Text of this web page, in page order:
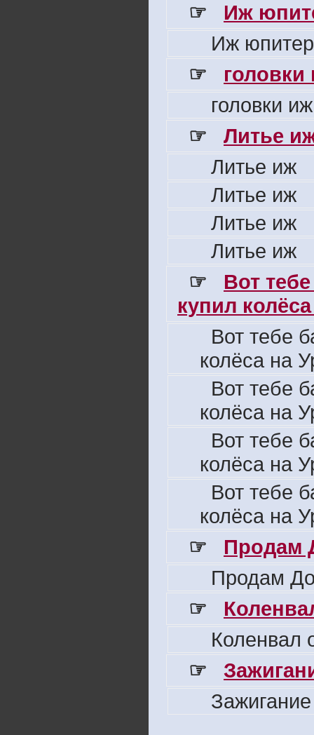
☞
Иж
Иж
☞
головки
☞
Литье
Литье иж
Литье иж
Литье иж
Литье иж
☞
Вот
купил
Вот тебе
колёса на
Вот тебе
колёса на
Вот тебе
колёса на
Вот тебе
колёса на
☞
Продам
Продам
☞
Коленвал
☞